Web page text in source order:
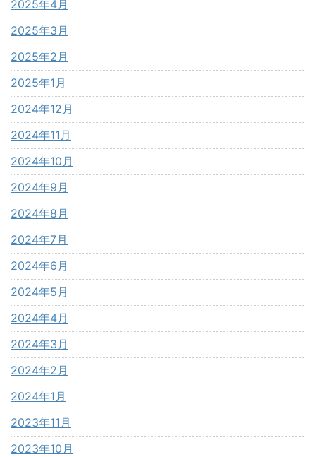
2025年4月
2025年3月
2025年2月
2025年1月
2024年12月
2024年11月
2024年10月
2024年9月
2024年8月
2024年7月
2024年6月
2024年5月
2024年4月
2024年3月
2024年2月
2024年1月
2023年11月
2023年10月